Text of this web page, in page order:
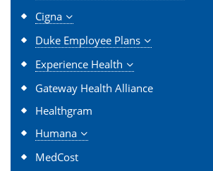
Cigna
Duke Employee Plans
Experience Health
Gateway Health Alliance
Healthgram
Humana
MedCost